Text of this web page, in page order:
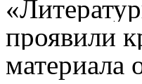
проявили
материала